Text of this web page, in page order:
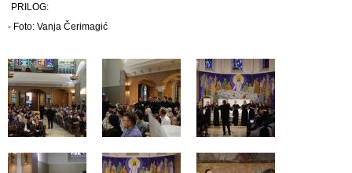
PRILOG:
- Foto: Vanja Čerimagić